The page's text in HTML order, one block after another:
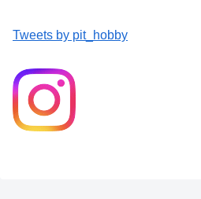
Tweets by pit_hobby